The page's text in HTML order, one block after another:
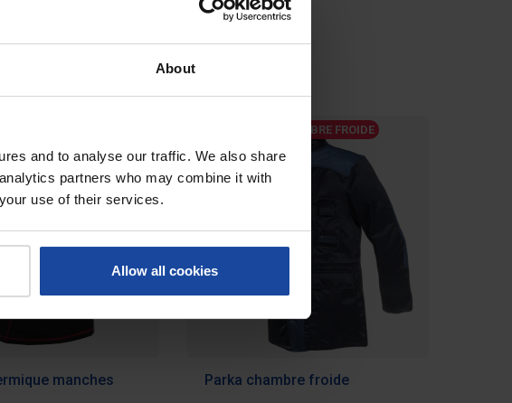
About
and to analyse our traffic. We also share
partners who may combine it with
use of their services.
Allow all cookies
bouclette...
7,20 €
manches
DÉSTOCKAGE CHAMBRE FROIDE
Parka chambre froide